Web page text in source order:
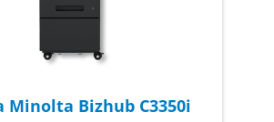
Minolta Bizhub C3350i